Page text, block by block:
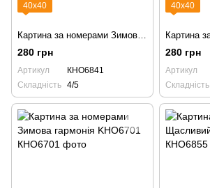
40х40
Картина за номерами Зимове білченя KHO6841
280 грн
Артикул
КНО6841
Складність 4/5
40х40
280 грн
Артикул
Складність